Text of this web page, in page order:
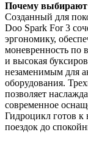
Почему выбирают
Созданный для
Doo Spark For 3
эргономику,
моневренность по
и высокая
незаменимым для
оборудования.
позволяет
современное
Гидроцикл готов
поездок до